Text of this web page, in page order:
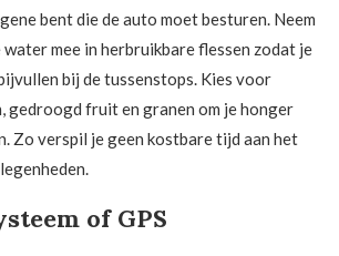
bent die de auto moet besturen. Neem
mee in herbruikbare flessen zodat je
bij de tussenstops. Kies voor
gedroogd fruit en granen om je honger
Zo verspil je geen kostbare tijd aan het
of GPS